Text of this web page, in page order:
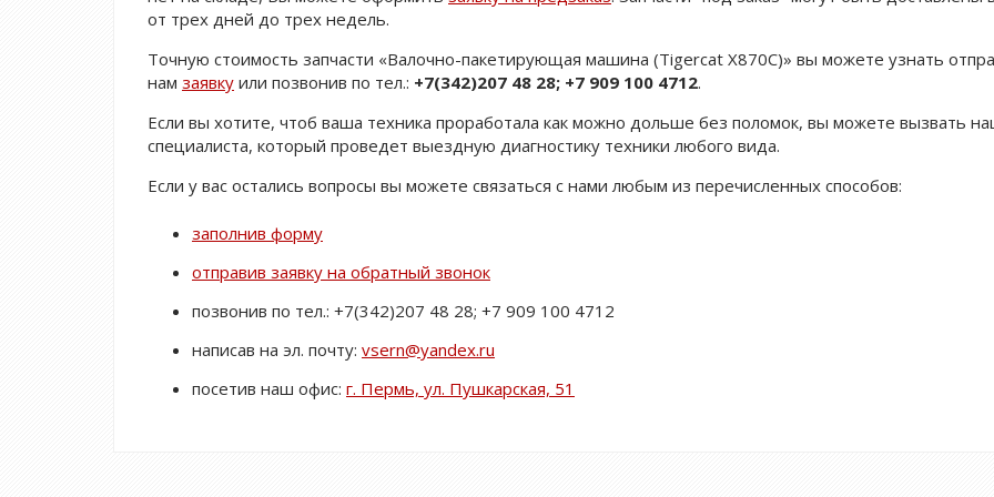
от трех дней до трех недель.
Точную стоимость запчасти «Валочно-пакетирующая машина (Tigercat X870C)» вы можете узнать
нам заявку или позвонив по тел.: +7(342)207 48 28; +7 909 100 4712.
Если вы хотите, чтоб ваша техника проработала как можно дольше без поломок, вы можете вызвать
специалиста, который проведет выездную диагностику техники любого вида.
Если у вас остались вопросы вы можете связаться с нами любым из перечисленных способов:
заполнив форму
отправив заявку на обратный звонок
позвонив по тел.: +7(342)207 48 28; +7 909 100 4712
написав на эл. почту: vsern@yandex.ru
посетив наш офис: г. Пермь, ул. Пушкарская, 51